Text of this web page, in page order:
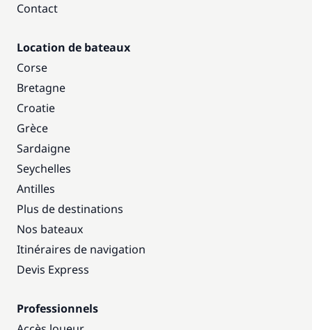
Contact
Location de bateaux
Corse
Bretagne
Croatie
Grèce
Sardaigne
Seychelles
Antilles
Plus de destinations
Nos bateaux
Itinéraires de navigation
Devis Express
Professionnels